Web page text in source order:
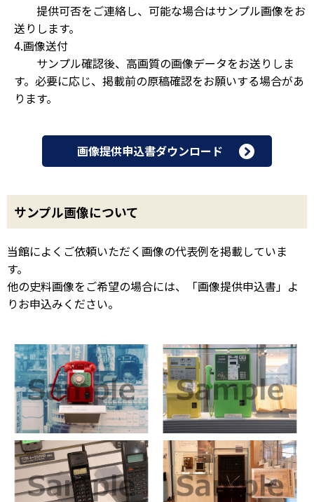
提供可否をご連絡し、可能な場合はサンプル画像をお
送りします。
4.画像送付
サンプル確認後、高画質の画像データをお送りしま
す。必要に応じ、掲載前の原稿確認をお願いする場合があ
ります。
画像提供申込書ダウンロード
サンプル画像について
当館によくご依頼いただく画像の代表例を掲載していま
す。
他の史料画像をご希望の場合には、「画像提供申込書」よ
りお申込みください。